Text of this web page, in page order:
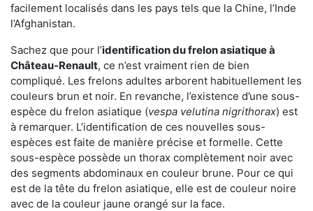
facilement localisés dans les pays tels que la Chine, l’Inde
l’Afghanistan.
Sachez que pour l’identification du frelon asiatiqueà
Château-Renault, ce n’est vraiment rien de bien
compliqué. Les frelons adultes arborent habituellement les
couleurs brun et noir. En revanche, l’existence d’une sous-
espèce du frelon asiatique (vespa velutina nigrithorax) est
à remarquer. L’identification de ces nouvelles sous-
espèces est faite de manière précise et formelle. Cette
sous-espèce possède un thorax complètement noir avec
des segments abdominaux en couleur brune. Pour ce qui
est de la tête du frelon asiatique, elle est de couleur noire
avec de la couleur jaune orangé sur la face.